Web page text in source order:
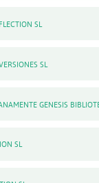
SL
SL
GENESIS
SL